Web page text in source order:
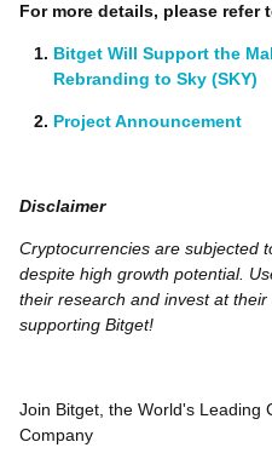
For more details, please refer
Bitget Will Support the
Rebranding to Sky (SKY)
Project Announcement
Disclaimer
Cryptocurrencies are subjected
despite high growth potential.
their research and invest at
supporting Bitget!
Join Bitget, the World's Leading
Company